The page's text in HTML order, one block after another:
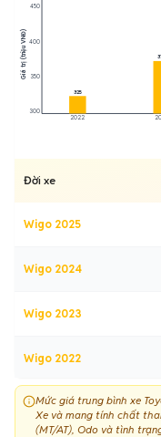
300
350
400
450
2022
325
Giá trị (triệu VNĐ)
Đời xe
Wigo 2025
Wigo 2024
Wigo 2023
Wigo 2022
Mức giá trung bình xe
Xe và mang tính chất
(MT/AT), Odo và tình